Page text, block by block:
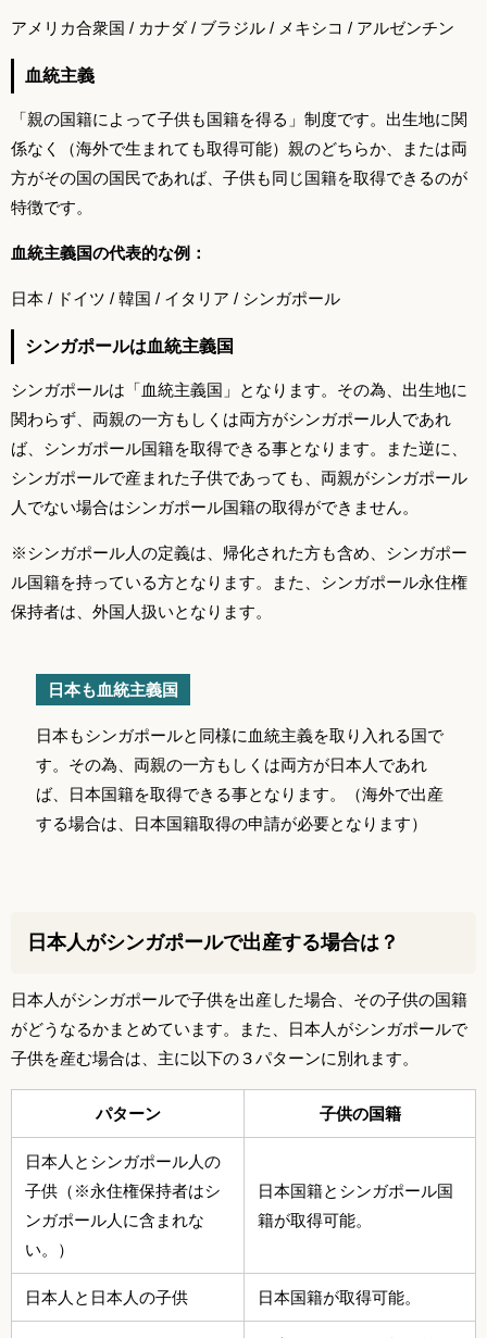
アメリカ合衆国 / カナダ / ブラジル / メキシコ / アルゼンチン
血統主義
「親の国籍によって子供も国籍を得る」制度です。出生地に関
係なく（海外で生まれても取得可能）親のどちらか、または両
方がその国の国民であれば、子供も同じ国籍を取得できるのが
特徴です。
血統主義国の代表的な例：
日本 / ドイツ / 韓国 / イタリア / シンガポール
シンガポールは血統主義国
シンガポールは「血統主義国」となります。その為、出生地に
関わらず、両親の一方もしくは両方がシンガポール人であれ
ば、シンガポール国籍を取得できる事となります。また逆に、
シンガポールで産まれた子供であっても、両親がシンガポール
人でない場合はシンガポール国籍の取得ができません。
※シンガポール人の定義は、帰化された方も含め、シンガポー
ル国籍を持っている方となります。また、シンガポール永住権
保持者は、外国人扱いとなります。
日本も血統主義国
日本もシンガポールと同様に血統主義を取り入れる国で
す。その為、両親の一方もしくは両方が日本人であれ
ば、日本国籍を取得できる事となります。（海外で出産
する場合は、日本国籍取得の申請が必要となります）
日本人がシンガポールで出産する場合は？
日本人がシンガポールで子供を出産した場合、その子供の国籍
がどうなるかまとめています。また、日本人がシンガポールで
子供を産む場合は、主に以下の３パターンに別れます。
パターン 子供の国籍
日本人とシンガポール人の
子供（※永住権保持者はシ
ンガポール人に含まれな
い。）
日本国籍とシンガポール国
籍が取得可能。
日本人と日本人の子供 日本国籍が取得可能。